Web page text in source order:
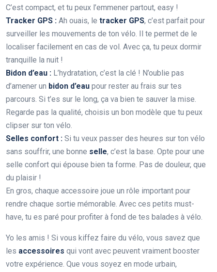
C’est compact, et tu peux l’emmener partout, easy !
Tracker GPS : Ah ouais, le tracker GPS, c’est parfait pour
surveiller les mouvements de ton vélo. Il te permet de le
localiser facilement en cas de vol. Avec ça, tu peux dormir
tranquille la nuit !
Bidon d’eau : L’hydratation, c’est la clé ! N’oublie pas
d’amener un bidon d’eau pour rester au frais sur tes
parcours. Si t’es sur le long, ça va bien te sauver la mise.
Regarde pas la qualité, choisis un bon modèle que tu peux
clipser sur ton vélo.
Selles confort : Si tu veux passer des heures sur ton vélo
sans souffrir, une bonne selle, c’est la base. Opte pour une
selle confort qui épouse bien ta forme. Pas de douleur, que
du plaisir !
En gros, chaque accessoire joue un rôle important pour
rendre chaque sortie mémorable. Avec ces petits must-
have, tu es paré pour profiter à fond de tes balades à vélo.
Yo les amis ! Si vous kiffez faire du vélo, vous savez que
les accessoires qui vont avec peuvent vraiment booster
votre expérience. Que vous soyez en mode urbain,